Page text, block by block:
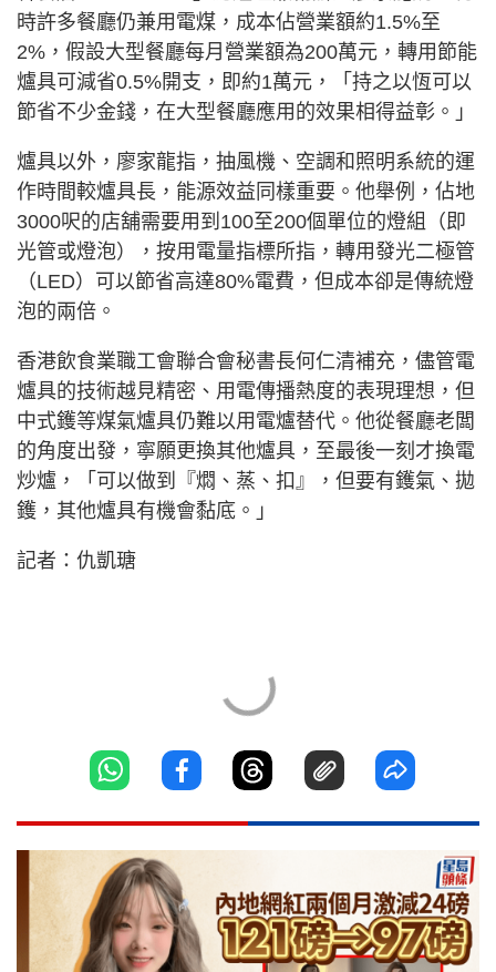
時許多餐廳仍兼用電煤，成本佔營業額約1.5%至
2%，假設大型餐廳每月營業額為200萬元，轉用節能
爐具可減省0.5%開支，即約1萬元，「持之以恆可以
節省不少金錢，在大型餐廳應用的效果相得益彰。」
爐具以外，廖家龍指，抽風機、空調和照明系統的運
作時間較爐具長，能源效益同樣重要。他舉例，佔地
3000呎的店舖需要用到100至200個單位的燈組（即
光管或燈泡），按用電量指標所指，轉用發光二極管
（LED）可以節省高達80%電費，但成本卻是傳統燈
泡的兩倍。
香港飲食業職工會聯合會秘書長何仁清補充，儘管電
爐具的技術越見精密、用電傳播熱度的表現理想，但
中式鑊等煤氣爐具仍難以用電爐替代。他從餐廳老闆
的角度出發，寧願更換其他爐具，至最後一刻才換電
炒爐，「可以做到『燜、蒸、扣』，但要有鑊氣、拋
鑊，其他爐具有機會黏底。」
記者：仇凱瑭